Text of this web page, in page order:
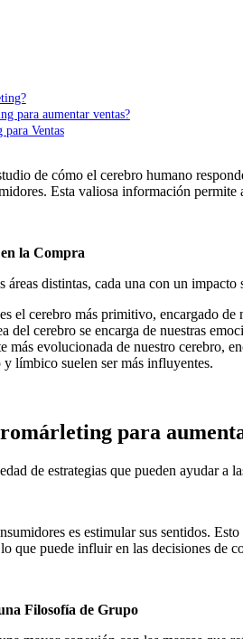
para aumentar ventas?
Ventas
de cómo el cerebro humano
Esta valiosa información
la Compra
áreas distintas, cada una con un
el cerebro más primitivo, encargado de
del cerebro se encarga de nuestras
más evolucionada de nuestro cerebro,
límbico suelen ser más influyentes.
para
de estrategias que pueden ayudar a
es estimular sus sentidos.
que puede influir en las decisiones de
Filosofía de Grupo